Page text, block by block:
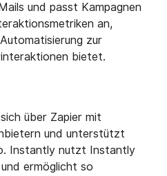
und passt Kampagnen
an,
zur
bietet.
über Zapier mit
und unterstützt
Instantly nutzt Instantly
ermöglicht so